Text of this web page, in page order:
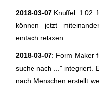
2018-03-07:Knuffel 1.02
können jetzt
einfach relaxen.
2018-03-07: Form Maker
suche nach ..." integriert.
nach Menschen erstellt